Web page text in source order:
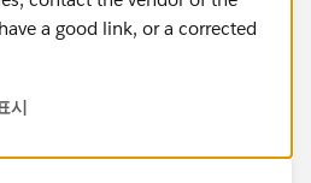
a good link, or a corrected
시